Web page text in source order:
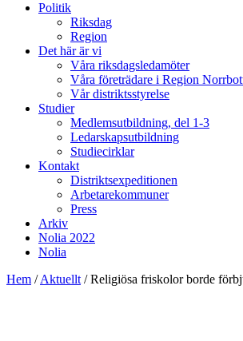
Politik
Riksdag
Region
Det här är vi
Våra riksdagsledamöter
Våra företrädare i Region
Vår distriktsstyrelse
Studier
Medlemsutbildning, del 1-3
Ledarskapsutbildning
Studiecirklar
Kontakt
Distriktsexpeditionen
Arbetarekommuner
Press
Arkiv
Nolia 2022
Nolia
Hem /Aktuellt /Religiösa friskolor borde